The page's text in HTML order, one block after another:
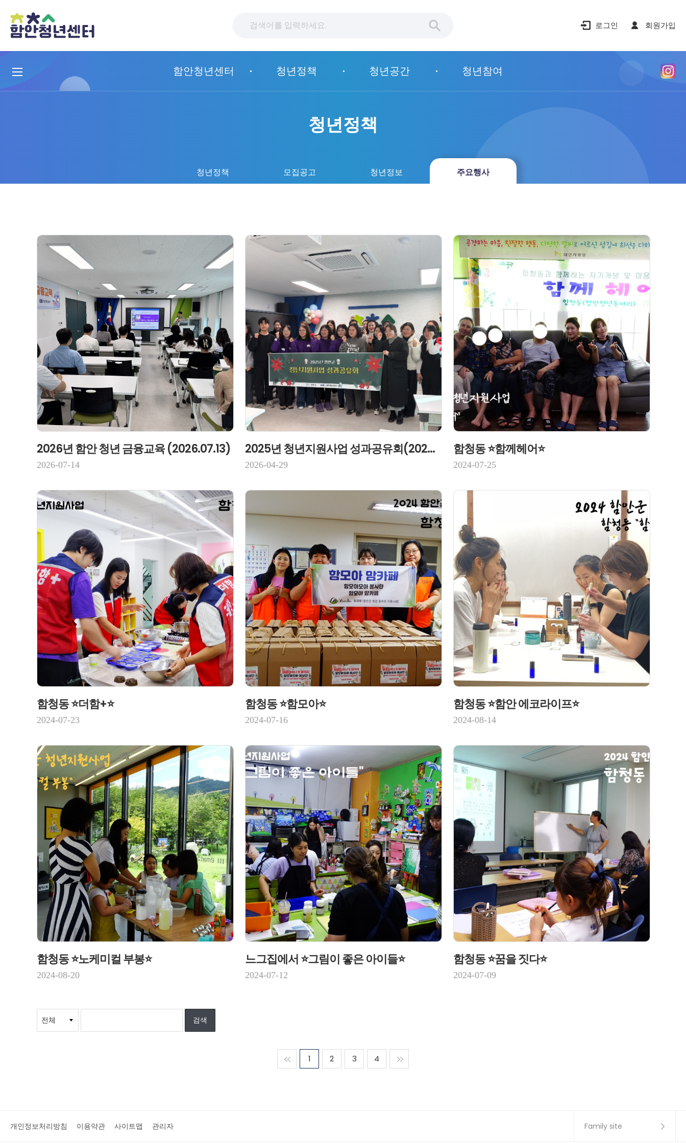
로그인 회원가입
함안청년센터 청년정책 청년공간 청년참여
청년정책
청년정책 모집공고 청년정보 주요행사
2026년 함안 청년 금융교육 (2026.07.13)
2026-07-14
2025년 청년지원사업 성과공유회(2025.12.19)
2026-04-29
함청동 ⭐함께헤어⭐
2024-07-25
함청동 ⭐더함+⭐
2024-07-23
함청동 ⭐함모아⭐
2024-07-16
함청동 ⭐함안 에코라이프⭐
2024-08-14
함청동 ⭐노케미컬 부봉⭐
2024-08-20
느그집에서 ⭐그림이 좋은 아이들⭐
2024-07-12
함청동 ⭐꿈을 짓다⭐
2024-07-09
맨처음
1 2 3 4
개인정보처리방침 이용약관 사이트맵 관리자 Family site